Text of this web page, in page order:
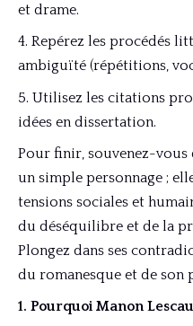
et drame.
Repérez les procédés
ambiguïté (répétitions,
Utilisez les citations
idées en dissertation.
Pour finir, souvenez-vous
un simple personnage ;
tensions sociales et
du déséquilibre et de la
Plongez dans ses
du romanesque et de son
1. Pourquoi Manon